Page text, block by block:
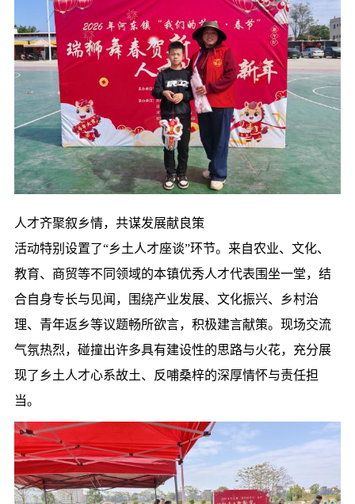
人才齐聚叙乡情，共谋发展献良策
活动特别设置了“乡土人才座谈”环节。来自农业、文化、
教育、商贸等不同领域的本镇优秀人才代表围坐一堂，结
合自身专长与见闻，围绕产业发展、文化振兴、乡村治
理、青年返乡等议题畅所欲言，积极建言献策。现场交流
气氛热烈，碰撞出许多具有建设性的思路与火花，充分展
现了乡土人才心系故土、反哺桑梓的深厚情怀与责任担
当。